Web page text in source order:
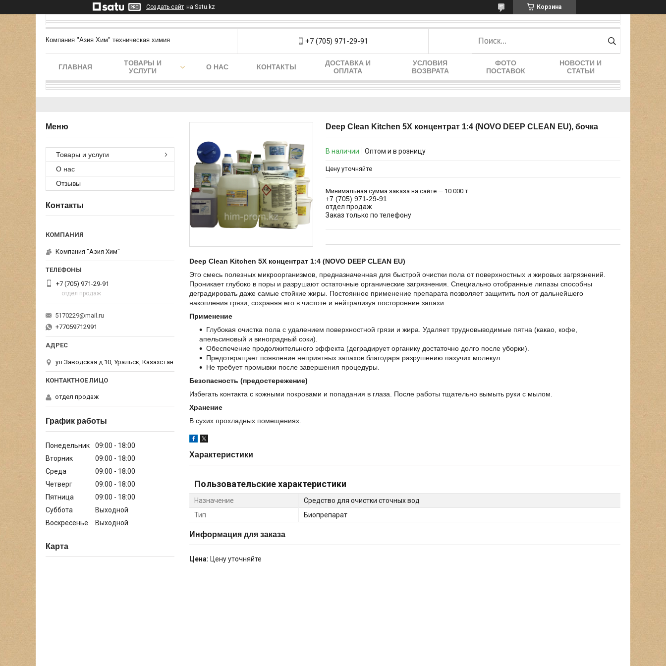
Создать сайт на Satu.kz Корзина
Компания "Азия Хим" техническая химия +7 (705) 971-29-91
ГЛАВНАЯ
ТОВАРЫ И
УСЛУГИ
О НАС КОНТАКТЫ
ДОСТАВКА И
ОПЛАТА
УСЛОВИЯ
ВОЗВРАТА
ФОТО
ПОСТАВОК
НОВОСТИ И
СТАТЬИ
Deep Clean Kitchen 5X концентрат 1:4 (NOVO DEEP CLEAN EU), бочка
В наличии Оптом и в розницу
Цену уточняйте
Минимальная сумма заказа на сайте — 10 000 ₸
+7 (705) 971-29-91
отдел продаж
Заказ только по телефону
Deep Clean Kitchen 5X концентрат 1:4 (NOVO DEEP CLEAN EU)
Это смесь полезных микроорганизмов, предназначенная для быстрой очистки пола от поверхностных и жировых загрязнений.
Проникает глубоко в поры и разрушают остаточные органические загрязнения. Специально отобранные липазы способны
деградировать даже самые стойкие жиры. Постоянное применение препарата позволяет защитить пол от дальнейшего
накопления грязи, сохраняя его в чистоте и нейтрализуя посторонние запахи.
Применение
Глубокая очистка пола с удалением поверхностной грязи и жира. Удаляет трудновыводимые пятна (какао, кофе,
апельсиновый и виноградный соки).
Обеспечение продолжительного эффекта (деградирует органику достаточно долго после уборки).
Предотвращает появление неприятных запахов благодаря разрушению пахучих молекул.
Не требует промывки после завершения процедуры.
Безопасность (предостережение)
Избегать контакта с кожными покровами и попадания в глаза. После работы тщательно вымыть руки с мылом.
Хранение
В сухих прохладных помещениях.
Характеристики
Пользовательские характеристики
Назначение
Средство для очистки сточных вод
Тип
Биопрепарат
Информация для заказа
Цена: Цену уточняйте
Товары и услуги
О нас
Отзывы
Контакты
Компания "Азия Хим"
+7 (705) 971-29-91
отдел продаж
5170229@mail.ru
+77059712991
ул.Заводская д.10, Уральск, Казахстан
отдел продаж
График работы
Понедельник 09:00
18:00
Вторник
09:00
18:00
Среда
09:00
18:00
Четверг
09:00
18:00
Пятница
09:00
18:00
Суббота
Выходной
Воскресенье
Выходной
Карта